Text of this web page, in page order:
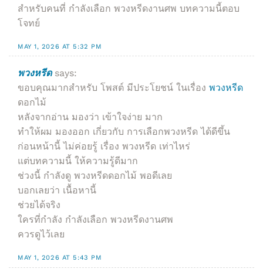
สำหรับคนที่ กำลังเลือก พวงหรีดงานศพ บทความนี้ตอบ
โจทย์
MAY 1, 2026 AT 5:32 PM
พวงหรีด says:
ขอบคุณมากสำหรับ โพสต์ มีประโยชน์ ในเรื่อง พวงหรีด
ดอกไม้
หลังจากอ่าน มองว่า เข้าใจง่าย มาก
ทำให้ผม มองออก เกี่ยวกับ การเลือกพวงหรีด ได้ดีขึ้น
ก่อนหน้านี้ ไม่ค่อยรู้ เรื่อง พวงหรีด เท่าไหร่
แต่บทความนี้ ให้ความรู้ดีมาก
ช่วงนี้ กำลังดู พวงหรีดดอกไม้ พอดีเลย
บอกเลยว่า เนื้อหานี้
ช่วยได้จริง
ใครที่กำลัง กำลังเลือก พวงหรีดงานศพ
ควรดูไว้เลย
MAY 1, 2026 AT 5:43 PM